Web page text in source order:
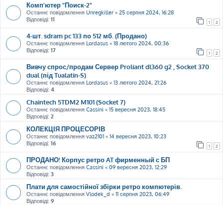
Комп’ютер "Поиск-2"
Останнє повідомлення Unregkiller « 25 серпня 2024, 16:28
Відповіді: 11 1 2
4-шт. sdram pc 133 по 512 мб. (Продано)
Останнє повідомлення Lordasus « 18 лютого 2024, 00:36
Відповіді: 17 1 2
Вивчу спрос/продам Сервер Proliant dl360 g2 , Socket 370
dual (під Tualatin-S)
Останнє повідомлення Lordasus « 13 лютого 2024, 21:26
Відповіді: 4
Chaintech 5TDM2 M101 (Socket 7)
Останнє повідомлення Cassini « 15 вересня 2023, 18:45
Відповіді: 2
КОЛЕКЦІЯ ПРОЦЕСОРІВ
Останнє повідомлення vaz2101 « 14 вересня 2023, 10:23
Відповіді: 16 1 2
ПРОДАНО! Корпус ретро AT фирменный с БП
Останнє повідомлення Cassini « 09 вересня 2023, 12:29
Відповіді: 3
Плати для самостійної збірки ретро компютерів.
Останнє повідомлення Vlodek_d « 11 серпня 2023, 06:49
Відповіді: 9